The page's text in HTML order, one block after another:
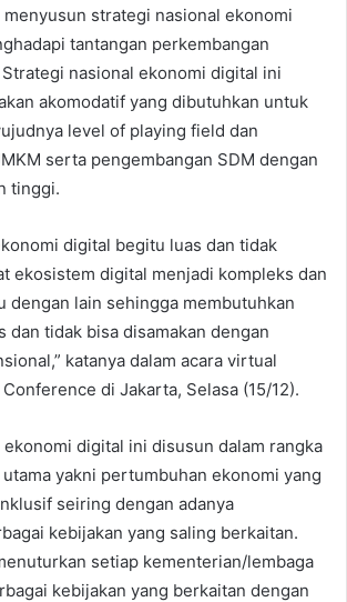
menyusun strategi nasional ekonomi
tantangan perkembangan
nasional ekonomi digital ini
akomodatif yang dibutuhkan untuk
level of playing field dan
serta pengembangan SDM dengan
tinggi.
digital begitu luas dan tidak
ekosistem digital menjadi kompleks dan
dengan lain sehingga membutuhkan
dan tidak bisa disamakan dengan
katanya dalam acara virtual
di Jakarta, Selasa (15/12).
digital ini disusun dalam rangka
yakni pertumbuhan ekonomi yang
seiring dengan adanya
kebijakan yang saling berkaitan.
setiap kementerian/lembaga
kebijakan yang berkaitan dengan